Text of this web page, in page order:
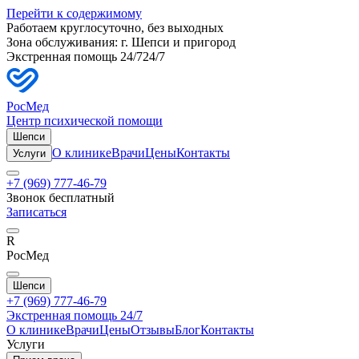
Перейти к содержимому
Работаем круглосуточно, без выходных
Зона обслуживания: г. Шепси и пригород
Экстренная помощь 24/724/7
РосМед
Центр психической помощи
Шепси
Услуги О клиникеВрачиЦеныКонтакты
+7 (969) 777-46-79
Звонок бесплатный
Записаться
R
РосМед
Шепси
+7 (969) 777-46-79
Экстренная помощь 24/7
О клиникеВрачиЦеныОтзывыБлогКонтакты
Услуги